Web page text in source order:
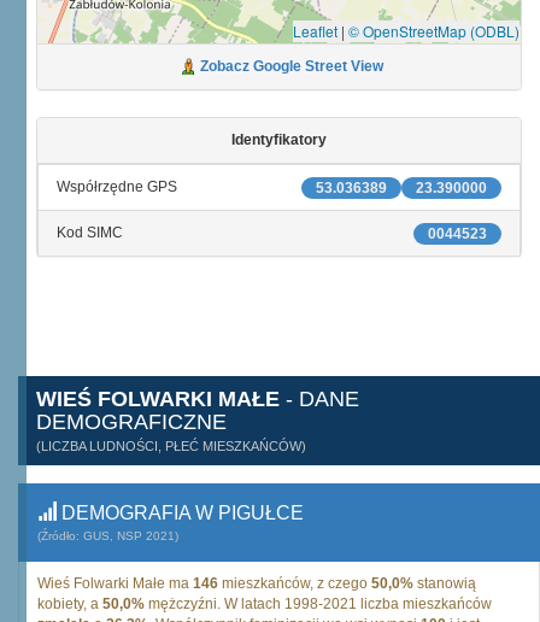
Leaflet | © OpenStreetMap (ODBL)
Zobacz Google Street View
Identyfikatory
23.390000
53.036389
Współrzędne GPS
0044523
Kod SIMC
WIEŚ FOLWARKI MAŁE - DANE
DEMOGRAFICZNE
(LICZBA LUDNOŚCI, PŁEĆ MIESZKAŃCÓW)
DEMOGRAFIA W PIGUŁCE
(Źródło: GUS, NSP 2021)
Wieś Folwarki Małe ma 146 mieszkańców, z czego 50,0% stanowią
kobiety, a 50,0% mężczyźni. W latach 1998-2021 liczba mieszkańców